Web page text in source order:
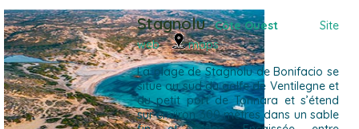
StagnoluCôte Ouest
Site
web
maps
La plage de Stagnolu de Bonifacio se
situe au sud du golfe de Ventilegne et
du petit port de Tonnara et s’étend
sur environ 300 mètres dans un sable